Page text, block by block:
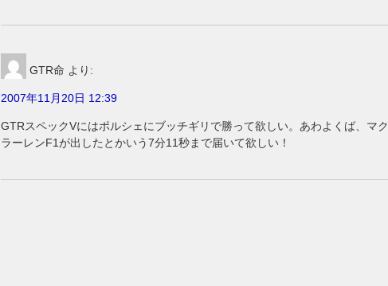
GTR命 より:
2007年11月20日 12:39
GTRスペックVにはポルシェにブッチギリで勝って欲しい。あわよくば、マク
ラーレンF1が出したとかいう7分11秒まで届いて欲しい！